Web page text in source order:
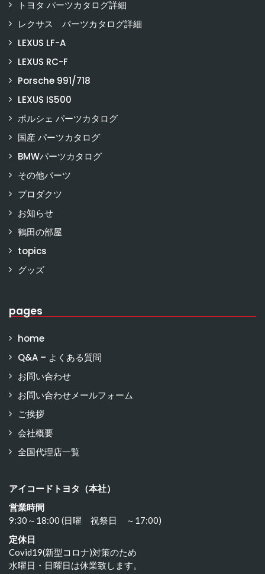
トヨタ パーツカタログ詳細
レクサス パーツカタログ詳細
LEXUS LF-A
LEXUS RC-F
Porsche 991/718
LEXUS IS500
ポルシェ パーツカタログ
国産 パーツカタログ
BMWパーツカタログ
その他パーツ
プロダクツ
お知らせ
鶴田の部屋
topics
グッズ
pages
home
Q&A – よくある質問
お問い合わせ
お問い合わせメールフォーム
ご挨拶
会社概要
全国代理店一覧
アイコードトヨタ（本社）
営業時間
9:30～18:00 (日曜 祝祭日 ～17:00)
定休日
Covid19(新型コロナ)対策のため
水曜日・日曜日は休業致します。